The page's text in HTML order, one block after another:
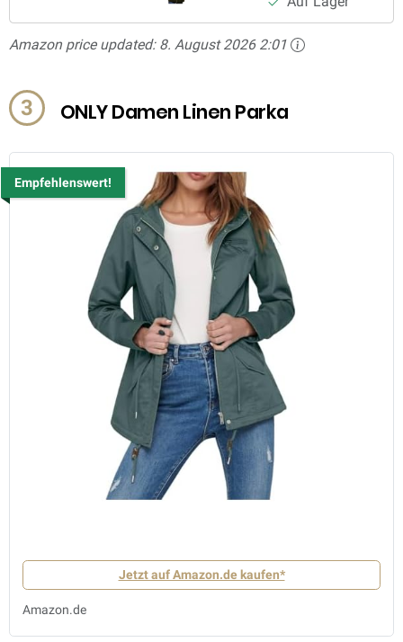
Amazon price updated: 8. August 2026 2:01
3 ONLY Damen Linen Parka
Empfehlenswert!
Jetzt auf Amazon.de kaufen*
Amazon.de